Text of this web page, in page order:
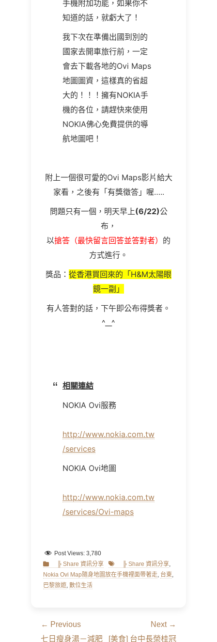
手機附加功能，如果你不
知道的話，就虧大了！
我下次在準備出國到別的
國家去開車旅行前，一定
會去下載各地的Ovi Maps
地圖圖資，這樣真的省超
大的！！！擁有NOKIA手
機的各位，請趕快來使用
NOKIA佛心免費提供的導
航地圖吧！
附上一個很可愛的Ovi Maps影片給大
家看，之後有「有獎徵答」喔…..
問題只有一個，明天早上(6/22)公
布，
以搶答（最快留言回答並答對者） 的
方式進行。
獎品： 從香港買回來的「H&M太陽眼
鏡一副」
有人答對的話，下午即公布得獎者。
^__^
相關連結
NOKIA Ovi服務
http://www.nokia.com.tw
/services
NOKIA Ovi地圖
http://www.nokia.com.tw
/services/Ovi-maps
Post Views: 3,780
Categories
╠ Share 資訊分享 Tags ╠ Share 資訊分享,
Nokia Ovi Map隨身地圖放在手機裡面帶著走, 台東,
巴黎旅遊, 數位生活
文
章
← Previous
Previous
七日瘦身湯－減肥
Next →
Next
[美食] 台中長榮桂冠